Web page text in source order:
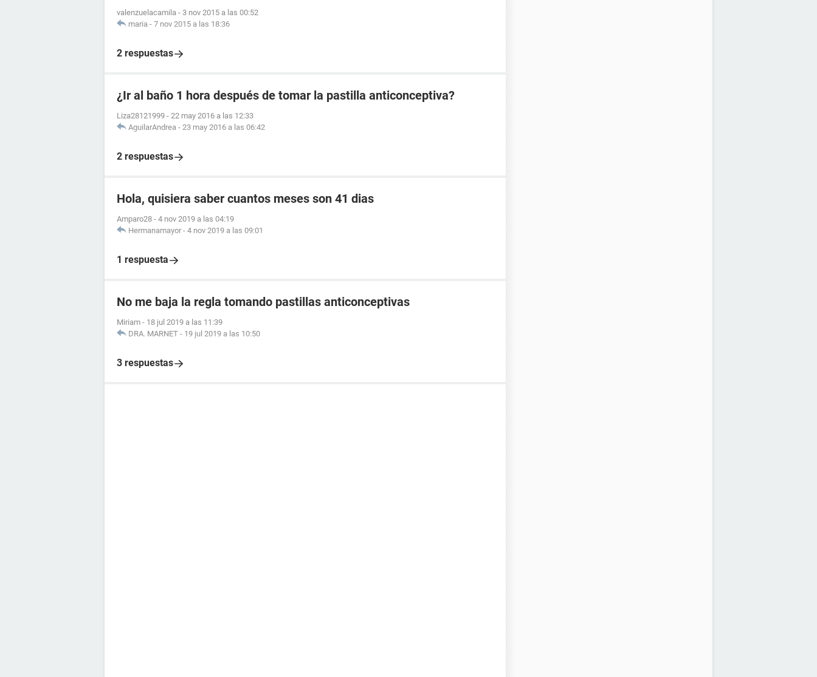
valenzuelacamila - 3 nov 2015 a las 00:52
maria - 7 nov 2015 a las 18:36
2 respuestas
¿Ir al baño 1 hora después de tomar la pastilla anticonceptiva?
Liza28121999 - 22 may 2016 a las 12:33
AguilarAndrea - 23 may 2016 a las 06:42
2 respuestas
Hola, quisiera saber cuantos meses son 41 dias
Amparo28 - 4 nov 2019 a las 04:19
Hermanamayor - 4 nov 2019 a las 09:01
1 respuesta
No me baja la regla tomando pastillas anticonceptivas
Miriam - 18 jul 2019 a las 11:39
DRA. MARNET - 19 jul 2019 a las 10:50
3 respuestas